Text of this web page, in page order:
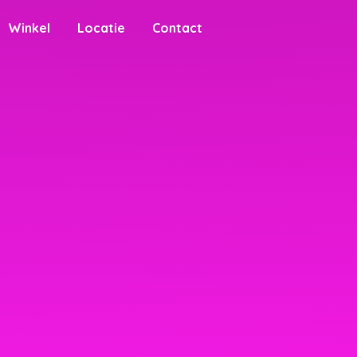
Winkel Locatie Contact